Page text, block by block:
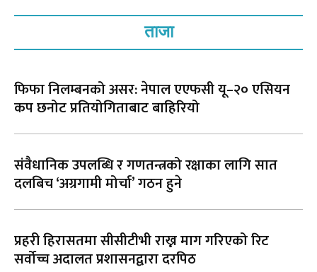
ताजा
फिफा निलम्बनको असर: नेपाल एएफसी यू–२० एसियन
कप छनोट प्रतियोगिताबाट बाहिरियो
संवैधानिक उपलब्धि र गणतन्त्रको रक्षाका लागि सात
दलबिच ‘अग्रगामी मोर्चा’ गठन हुने
प्रहरी हिरासतमा सीसीटीभी राख्न माग गरिएको रिट
सर्वोच्च अदालत प्रशासनद्वारा दरपिठ